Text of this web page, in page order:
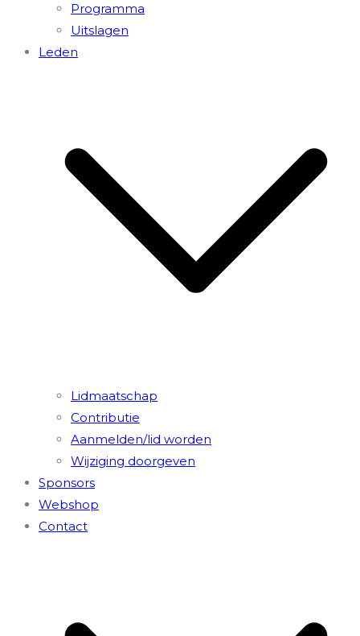
Programma
Uitslagen
Leden
Lidmaatschap
Contributie
Aanmelden/lid worden
Wijziging doorgeven
Sponsors
Webshop
Contact